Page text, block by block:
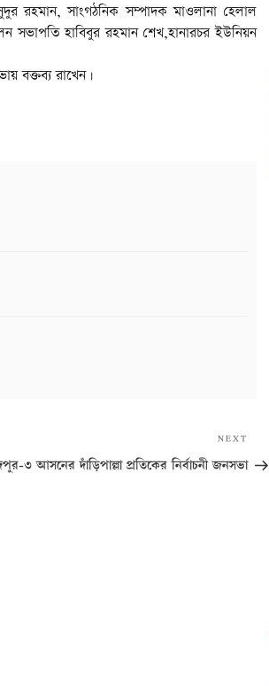
রহমান, সাংগঠনিক সম্পাদক মাওলানা হেলাল
হাবিবুর রহমান শেখ,হানারচর ইউনিয়ন
বক্তব্য রাখেন।
Post
NEXT
৩ আসনের দাঁড়িপাল্লা প্রতিকের নির্বাচনী জনসভা